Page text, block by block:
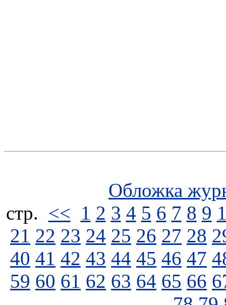
Обложка
стp. << 1 2 3 4 5 6 7 8 9
21 22 23 24 25 26 27 28
40 41 42 43 44 45 46 47
59 60 61 62 63 64 65 66